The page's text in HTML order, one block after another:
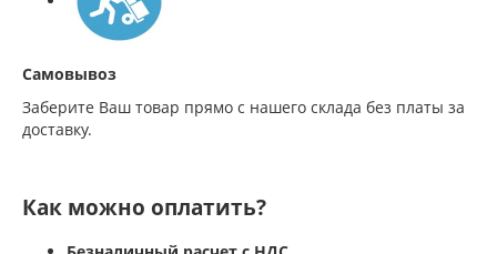
Самовывоз
Заберите Ваш товар прямо с нашего склада без платы за
доставку.
Как можно оплатить?